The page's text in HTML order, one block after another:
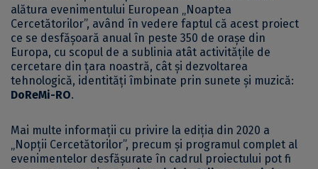
alătura evenimentului European „Noaptea
Cercetătorilor”, având în vedere faptul că acest proiect
ce se desfășoară anual în peste 350 de orașe din
Europa, cu scopul de a sublinia atât activitățile de
cercetare din țara noastră, cât și dezvoltarea
tehnologică, identități îmbinate prin sunete și muzică:
DoReMi-RO.
Mai multe informații cu privire la ediția din 2020 a
„Nopții Cercetătorilor”, precum și programul complet al
evenimentelor desfășurate în cadrul proiectului pot fi